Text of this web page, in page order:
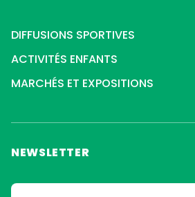
DIFFUSIONS SPORTIVES
ACTIVITÉS ENFANTS
MARCHÉS ET EXPOSITIONS
NEWSLETTER